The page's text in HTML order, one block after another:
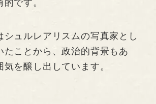
です。
シュルレアリスムの写真家とし
たことから、政治的背景もあ
気を醸し出しています。